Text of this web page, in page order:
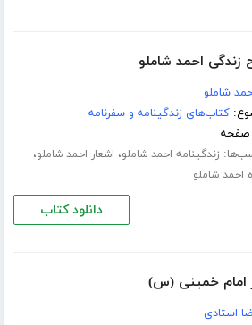
زندگی احمد شاملو
شاملو
کتاب‌های زندگینامه و سفرنامه
زندگینامه احمد شاملو، اشعار احمد شاملو،
احمد شاملو
دانلود کتاب
امام خمینی (س)
استادى